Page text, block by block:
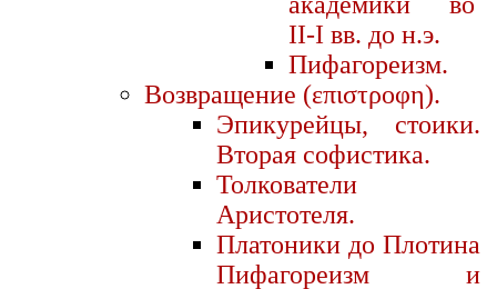
II-I вв. до н.э.
Пифагореизм.
Возвращение (επιστροφη).
Эпикурейцы, стоики.
Вторая софистика.
Толкователи
Аристотеля.
Платоники до Плотина
Пифагореизм и